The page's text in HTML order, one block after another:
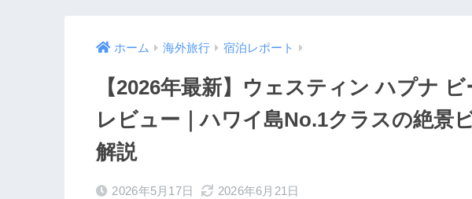
ホーム 海外旅行 宿泊レポート
【2026年最新】ウェスティン ハプナ
レビュー｜ハワイ島No.1クラスの絶景
解説
2026年5月17日 2026年6月21日